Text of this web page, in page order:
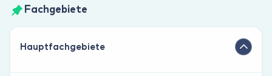
Fachgebiete
Hauptfachgebiete